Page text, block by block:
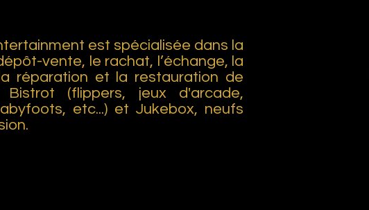
est spécialisée dans la
vente, le rachat, l’échange, la
réparation et la restauration de
(flippers, jeux d'arcade,
etc...) et Jukebox, neufs